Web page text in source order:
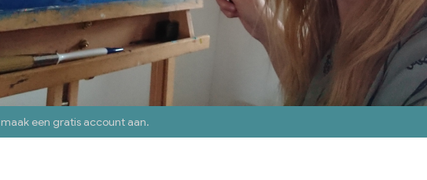
maak een gratis account aan.